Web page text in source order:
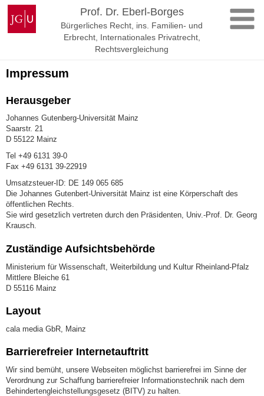
Zum
Inhalt
springen
Johannes
Gutenberg-
Universität
Prof. Dr. Eberl-Borges
Bürgerliches Recht, ins. Familien- und
Erbrecht, Internationales Privatrecht,
Rechtsvergleichung
Impressum
Herausgeber
Johannes Gutenberg-Universität Mainz
Saarstr. 21
D 55122 Mainz
Tel +49 6131 39-0
Fax +49 6131 39-22919
Umsatzsteuer-ID: DE 149 065 685
Die Johannes Gutenbert-Universität Mainz ist eine Körperschaft des
öffentlichen Rechts.
Sie wird gesetzlich vertreten durch den Präsidenten, Univ.-Prof. Dr. Georg
Krausch.
Zuständige Aufsichtsbehörde
Ministerium für Wissenschaft, Weiterbildung und Kultur Rheinland-Pfalz
Mittlere Bleiche 61
D 55116 Mainz
Layout
cala media GbR, Mainz
Barrierefreier Internetauftritt
Wir sind bemüht, unsere Webseiten möglichst barrierefrei im Sinne der
Verordnung zur Schaffung barrierefreier Informationstechnik nach dem
Behindertengleichstellungsgesetz (BITV) zu halten.